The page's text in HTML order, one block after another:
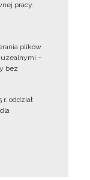
pracy.
plików
–
bez
oddział